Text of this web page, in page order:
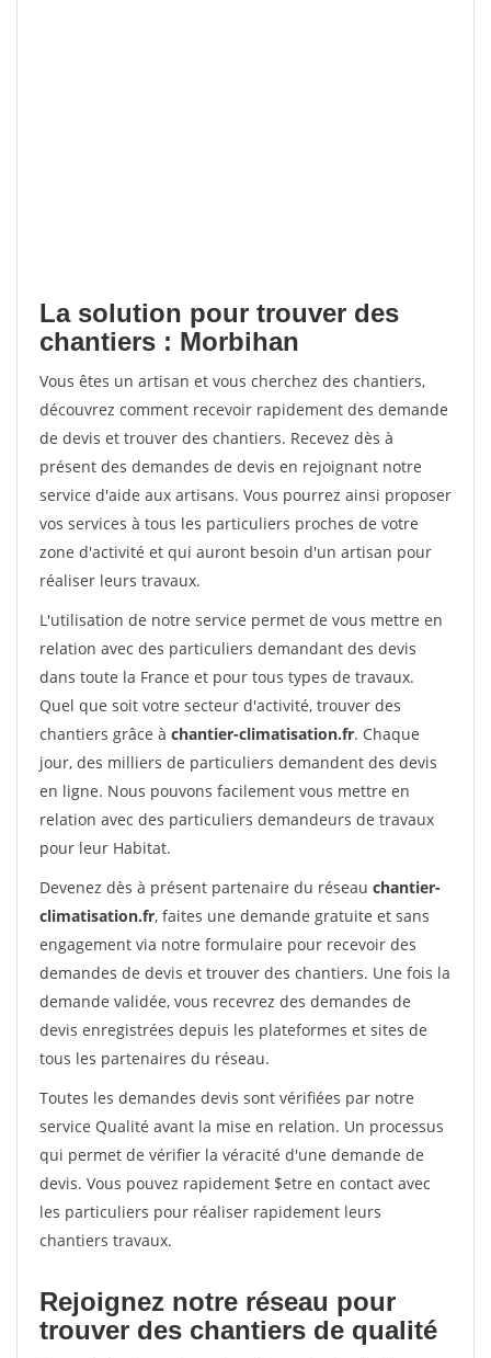
La solution pour trouver des
chantiers : Morbihan
Vous êtes un artisan et vous cherchez des chantiers,
découvrez comment recevoir rapidement des demande
de devis et trouver des chantiers. Recevez dès à
présent des demandes de devis en rejoignant notre
service d'aide aux artisans. Vous pourrez ainsi proposer
vos services à tous les particuliers proches de votre
zone d'activité et qui auront besoin d'un artisan pour
réaliser leurs travaux.
L'utilisation de notre service permet de vous mettre en
relation avec des particuliers demandant des devis
dans toute la France et pour tous types de travaux.
Quel que soit votre secteur d'activité, trouver des
chantiers grâce à chantier-climatisation.fr. Chaque
jour, des milliers de particuliers demandent des devis
en ligne. Nous pouvons facilement vous mettre en
relation avec des particuliers demandeurs de travaux
pour leur Habitat.
Devenez dès à présent partenaire du réseau chantier-
climatisation.fr, faites une demande gratuite et sans
engagement via notre formulaire pour recevoir des
demandes de devis et trouver des chantiers. Une fois la
demande validée, vous recevrez des demandes de
devis enregistrées depuis les plateformes et sites de
tous les partenaires du réseau.
Toutes les demandes devis sont vérifiées par notre
service Qualité avant la mise en relation. Un processus
qui permet de vérifier la véracité d'une demande de
devis. Vous pouvez rapidement $etre en contact avec
les particuliers pour réaliser rapidement leurs
chantiers travaux.
Rejoignez notre réseau pour
trouver des chantiers de qualité